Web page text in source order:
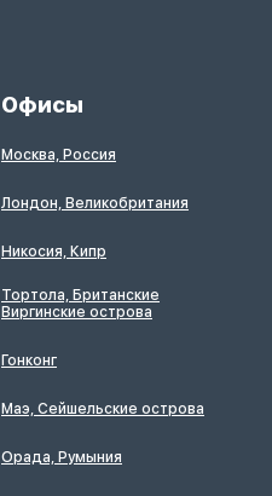
Офисы
Москва, Россия
Лондон, Великобритания
Никосия, Кипр
Тортола, Британские
Виргинские острова
Гонконг
Маэ, Сейшельские острова
Орада, Румыния